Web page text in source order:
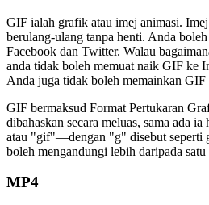
GIF ialah grafik atau imej animasi.
berulang-ulang tanpa henti. Anda
Facebook dan Twitter. Walau
anda tidak boleh memuat naik GIF ke
Anda juga tidak boleh memainkan GIF
GIF bermaksud Format Pertukaran
dibahaskan secara meluas, sama ada
atau "gif"—dengan "g" disebut seperti
boleh mengandungi lebih daripada satu
MP4